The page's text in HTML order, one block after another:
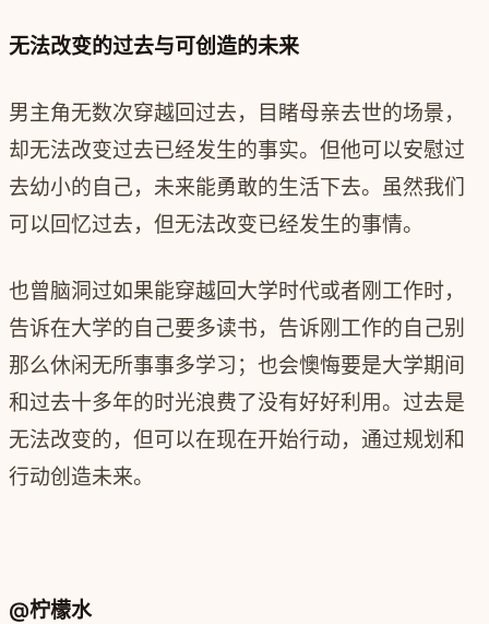
无法改变的过去与可创造的未来
男主角无数次穿越回过去，目睹母亲去世的场景，
却无法改变过去已经发生的事实。但他可以安慰过
去幼小的自己，未来能勇敢的生活下去。虽然我们
可以回忆过去，但无法改变已经发生的事情。
也曾脑洞过如果能穿越回大学时代或者刚工作时，
告诉在大学的自己要多读书，告诉刚工作的自己别
那么休闲无所事事多学习；也会懊悔要是大学期间
和过去十多年的时光浪费了没有好好利用。过去是
无法改变的，但可以在现在开始行动，通过规划和
行动创造未来。
@柠檬水